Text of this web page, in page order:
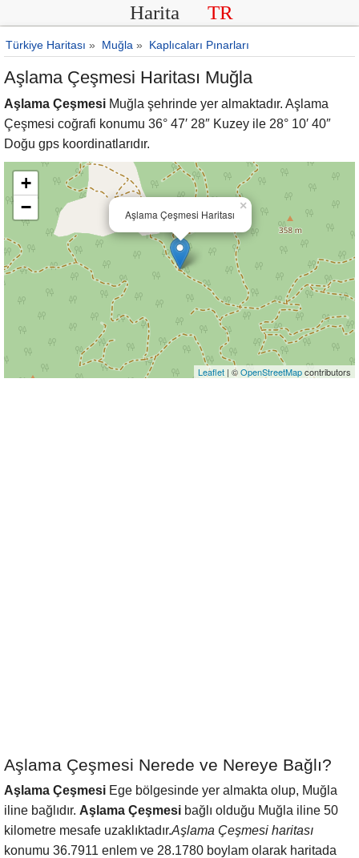
Harita TR
Türkiye Haritası » Muğla » Kaplıcaları Pınarları
Aşlama Çeşmesi Haritası Muğla
Aşlama Çeşmesi Muğla şehrinde yer almaktadır. Aşlama
Çeşmesi coğrafi konumu 36° 47′ 28″ Kuzey ile 28° 10′ 40″
Doğu gps koordinatlarıdır.
Aşlama Çeşmesi Haritası
×
+
−
Leaflet | ©OpenStreetMapcontributors
Aşlama Çeşmesi Nerede ve Nereye Bağlı?
Aşlama Çeşmesi Ege bölgesinde yer almakta olup, Muğla
iline bağlıdır. Aşlama Çeşmesi bağlı olduğu Muğla iline 50
kilometre mesafe uzaklıktadır.Aşlama Çeşmesi haritası
konumu 36.7911 enlem ve 28.1780 boylam olarak haritada